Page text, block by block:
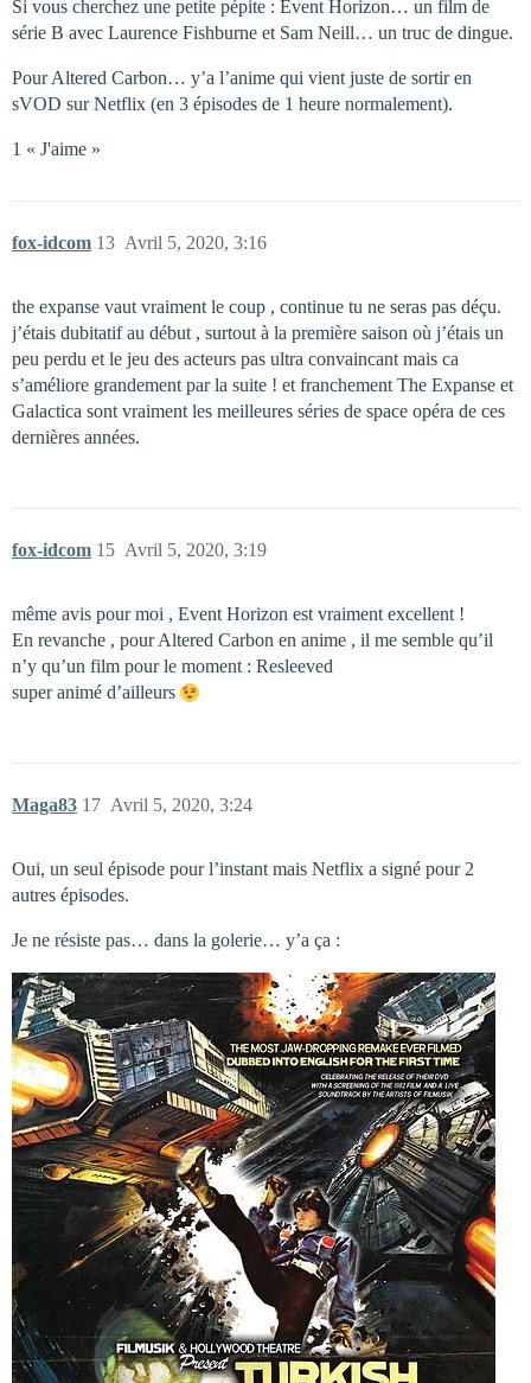
Si vous cherchez une petite pépite : Event Horizon… un film de
série B avec Laurence Fishburne et Sam Neill… un truc de dingue.
Pour Altered Carbon… y’a l’anime qui vient juste de sortir en
sVOD sur Netflix (en 3 épisodes de 1 heure normalement).
1 « J'aime »
fox-idcom Avril 5, 2020, 3:16
13
the expanse vaut vraiment le coup , continue tu ne seras pas déçu.
j’étais dubitatif au début , surtout à la première saison où j’étais un
peu perdu et le jeu des acteurs pas ultra convaincant mais ca
s’améliore grandement par la suite ! et franchement The Expanse et
Galactica sont vraiment les meilleures séries de space opéra de ces
dernières années.
fox-idcom Avril 5, 2020, 3:19
15
même avis pour moi , Event Horizon est vraiment excellent !
En revanche , pour Altered Carbon en anime , il me semble qu’il
n’y qu’un film pour le moment : Resleeved
super animé d’ailleurs
Maga83 Avril 5, 2020, 3:24
17
Oui, un seul épisode pour l’instant mais Netflix a signé pour 2
autres épisodes.
Je ne résiste pas… dans la golerie… y’a ça :